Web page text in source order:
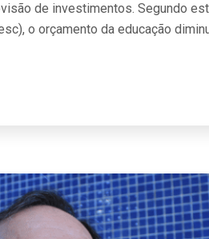
de investimentos. Segundo
o orçamento da educação